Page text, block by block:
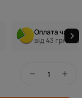
Оплата
від 43 грн/